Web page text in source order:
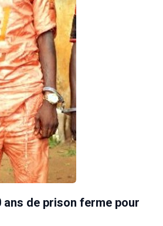
ans de prison ferme pour